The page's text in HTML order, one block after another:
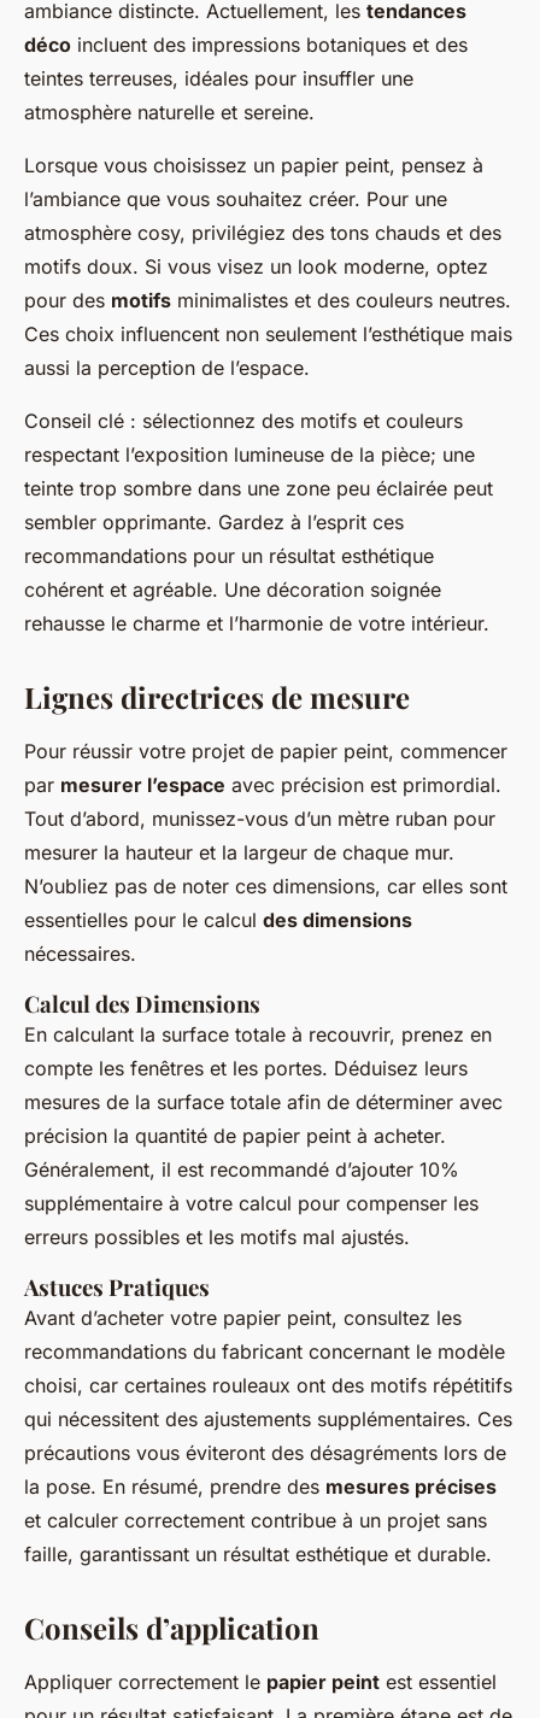
ambiance distincte. Actuellement, les tendances
déco incluent des impressions botaniques et des
teintes terreuses, idéales pour insuffler une
atmosphère naturelle et sereine.
Lorsque vous choisissez un papier peint, pensez à
l’ambiance que vous souhaitez créer. Pour une
atmosphère cosy, privilégiez des tons chauds et des
motifs doux. Si vous visez un look moderne, optez
pour des motifs minimalistes et des couleurs neutres.
Ces choix influencent non seulement l’esthétique mais
aussi la perception de l’espace.
Conseil clé : sélectionnez des motifs et couleurs
respectant l’exposition lumineuse de la pièce; une
teinte trop sombre dans une zone peu éclairée peut
sembler opprimante. Gardez à l’esprit ces
recommandations pour un résultat esthétique
cohérent et agréable. Une décoration soignée
rehausse le charme et l’harmonie de votre intérieur.
Lignes directrices de mesure
Pour réussir votre projet de papier peint, commencer
par mesurer l’espace avec précision est primordial.
Tout d’abord, munissez-vous d’un mètre ruban pour
mesurer la hauteur et la largeur de chaque mur.
N’oubliez pas de noter ces dimensions, car elles sont
essentielles pour le calcul des dimensions
nécessaires.
Calcul des Dimensions
En calculant la surface totale à recouvrir, prenez en
compte les fenêtres et les portes. Déduisez leurs
mesures de la surface totale afin de déterminer avec
précision la quantité de papier peint à acheter.
Généralement, il est recommandé d’ajouter 10%
supplémentaire à votre calcul pour compenser les
erreurs possibles et les motifs mal ajustés.
Astuces Pratiques
Avant d’acheter votre papier peint, consultez les
recommandations du fabricant concernant le modèle
choisi, car certaines rouleaux ont des motifs répétitifs
qui nécessitent des ajustements supplémentaires. Ces
précautions vous éviteront des désagréments lors de
la pose. En résumé, prendre des mesures précises
et calculer correctement contribue à un projet sans
faille, garantissant un résultat esthétique et durable.
Conseils d’application
Appliquer correctement le papier peint est essentiel